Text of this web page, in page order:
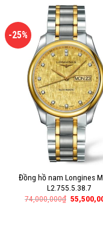
-25%
Đồng hồ nam Longines
L2.755.5.38.7
74,000,000₫